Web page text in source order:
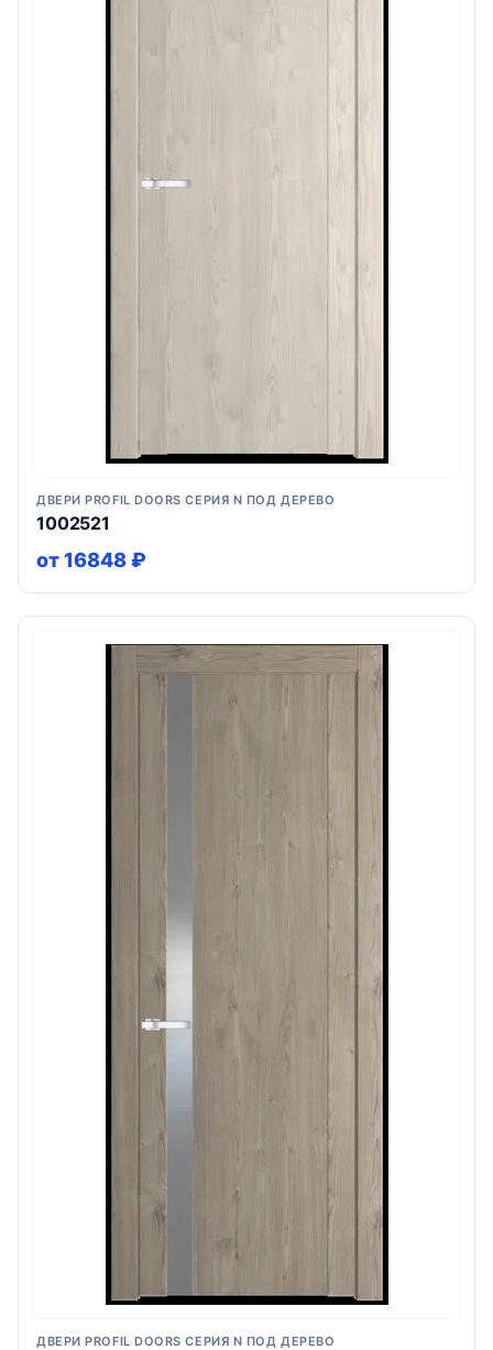
ДВЕРИ PROFIL DOORS СЕРИЯ N ПОД ДЕРЕВО
1002521
от 16848 ₽
ДВЕРИ PROFIL DOORS СЕРИЯ N ПОД ДЕРЕВО